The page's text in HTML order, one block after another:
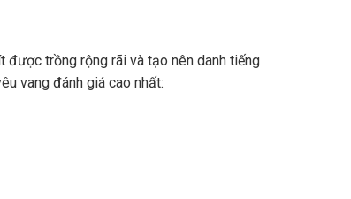
trồng rộng rãi và tạo nên danh tiếng
vang đánh giá cao nhất: